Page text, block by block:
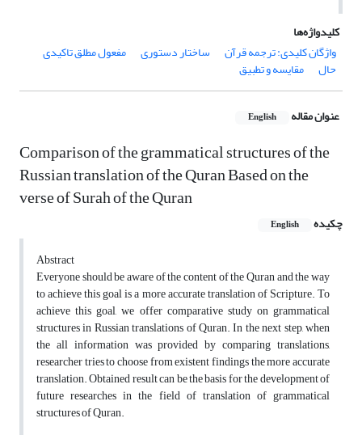
کلیدواژه‌ها
واژگان کلیدی: ترجمه قرآن
ساختار دستوری مفعول مطلق تاکیدی
حال مقایسه و تطبیق
عنوان مقاله English
Comparison of the grammatical structures of the
Russian translation of the Quran Based on the
verse of Surah of the Quran
چکیده English
Abstract
Everyone should be aware of the content of the Quran and the way
to achieve this goal is a more accurate translation of Scripture. To
achieve this goal, we offer comparative study on grammatical
structures in Russian translations of Quran. In the next step, when
the all information was provided by comparing translations,
researcher tries to choose from existent findings the more accurate
translation. Obtained result can be the basis for the development of
future researches in the field of translation of grammatical
structures of Quran.